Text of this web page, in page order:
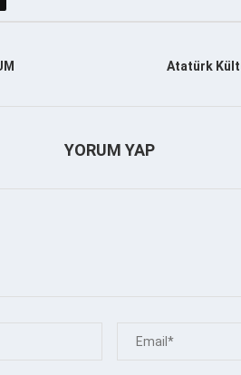
Atatürk
YORUM YAP